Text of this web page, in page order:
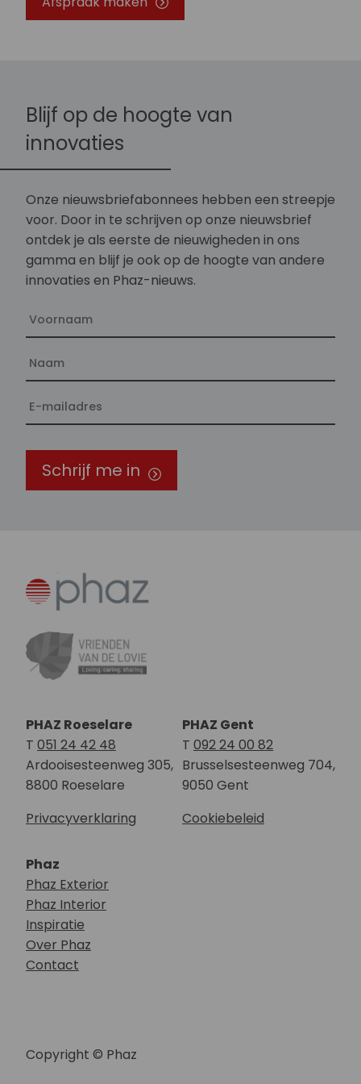
Blijf op de hoogte van
innovaties
Onze nieuwsbriefabonnees hebben een streepje
voor. Door in te schrijven op onze nieuwsbrief
ontdek je als eerste de nieuwigheden in ons
gamma en blijf je ook op de hoogte van andere
innovaties en Phaz-nieuws.
Schrijf me in
PHAZ Roeselare
T 051 24 42 48
Ardooisesteenweg 305,
8800 Roeselare
Privacyverklaring
PHAZ Gent
T 092 24 00 82
Brusselsesteenweg 704,
9050 Gent
Cookiebeleid
Phaz
Phaz Exterior
Phaz Interior
Inspiratie
Over Phaz
Contact
Copyright © Phaz